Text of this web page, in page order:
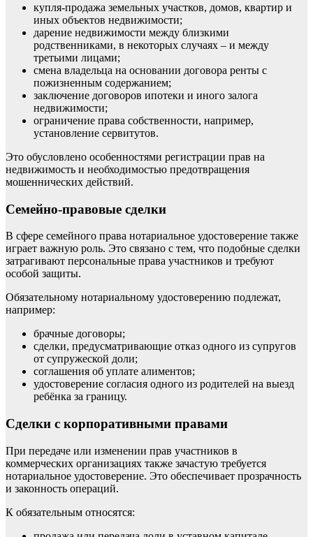
купля-продажа земельных участков, домов, квартир и
иных объектов недвижимости;
дарение недвижимости между близкими
родственниками, в некоторых случаях – и между
третьими лицами;
смена владельца на основании договора ренты с
пожизненным содержанием;
заключение договоров ипотеки и иного залога
недвижимости;
ограничение права собственности, например,
установление сервитутов.
Это обусловлено особенностями регистрации прав на
недвижимость и необходимостью предотвращения
мошеннических действий.
Семейно-правовые сделки
В сфере семейного права нотариальное удостоверение также
играет важную роль. Это связано с тем, что подобные сделки
затрагивают персональные права участников и требуют
особой защиты.
Обязательному нотариальному удостоверению подлежат,
например:
брачные договоры;
сделки, предусматривающие отказ одного из супругов
от супружеской доли;
соглашения об уплате алиментов;
удостоверение согласия одного из родителей на выезд
ребёнка за границу.
Сделки с корпоративными правами
При передаче или изменении прав участников в
коммерческих организациях также зачастую требуется
нотариальное удостоверение. Это обеспечивает прозрачность
и законность операций.
К обязательным относятся: